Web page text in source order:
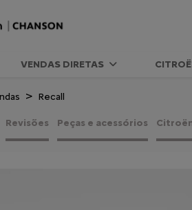
VENDAS DIRETAS
Recall
Revisões Peças e acessórios